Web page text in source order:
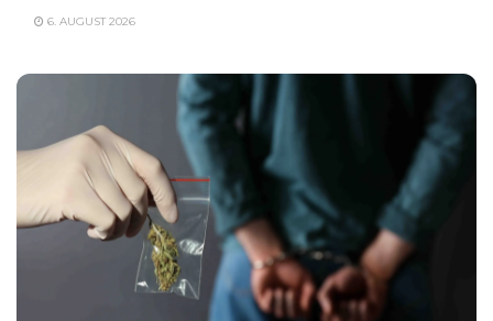
6. AUGUST 2026